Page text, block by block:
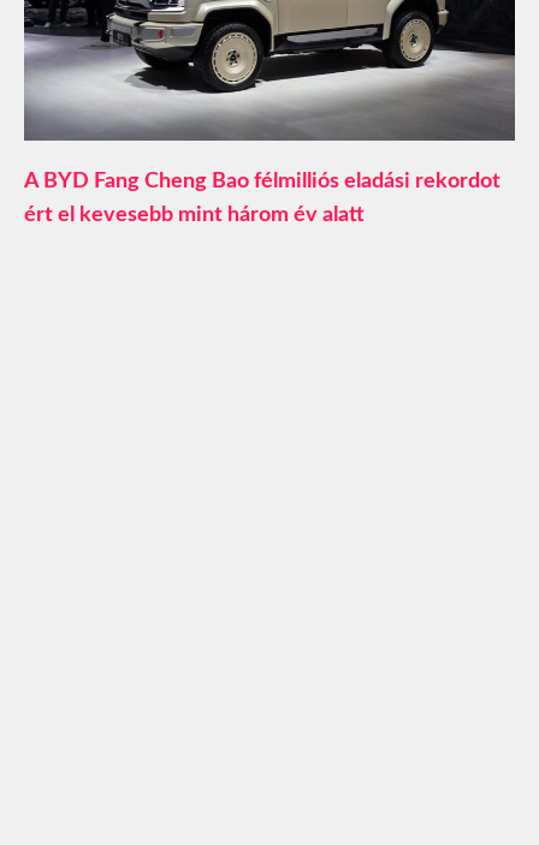
A BYD Fang Cheng Bao félmilliós eladási rekordot
ért el kevesebb mint három év alatt